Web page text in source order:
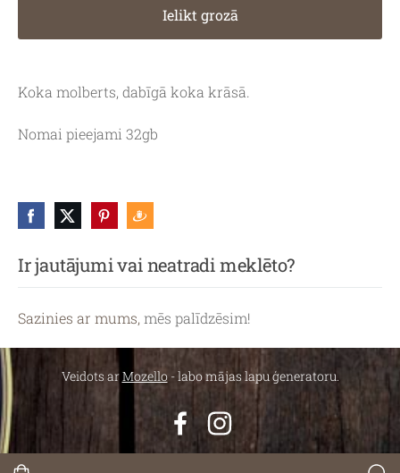
Ir jautājumi vai neatradi meklēto?
Sazinies ar mums, mēs palīdzēsim!
Ielikt grozā
Koka molberts, dabīgā koka krāsā.
Nomai pieejami 32gb
Veidots arMozello- labo mājas lapu ģeneratoru.